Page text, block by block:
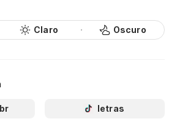
Claro Oscuro
letras